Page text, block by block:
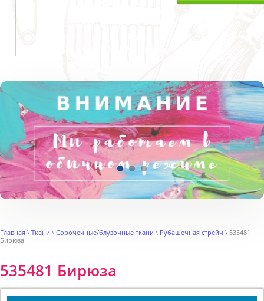
Главная \ Ткани \ Сорочечные/блузочные ткани \ Рубашечная стрейч \ 535481
Бирюза
535481 Бирюза